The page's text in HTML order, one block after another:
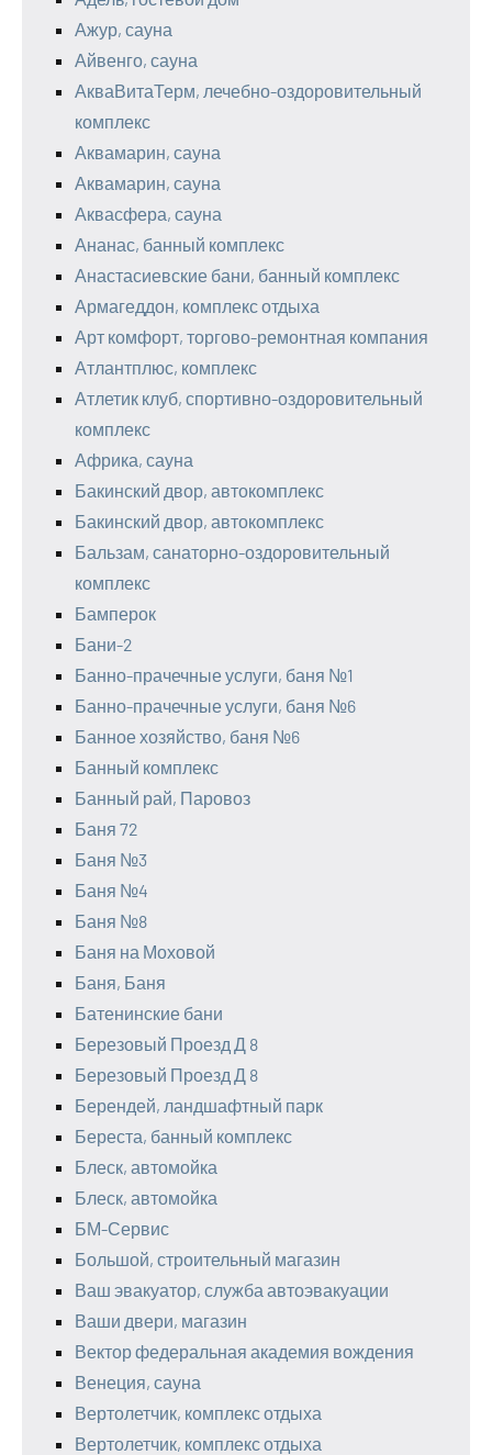
Ажур, сауна
Айвенго, сауна
АкваВитаТерм, лечебно-оздоровительный
комплекс
Аквамарин, сауна
Аквамарин, сауна
Аквасфера, сауна
Ананас, банный комплекс
Анастасиевские бани, банный комплекс
Армагеддон, комплекс отдыха
Арт комфорт, торгово-ремонтная компания
Атлантплюс, комплекс
Атлетик клуб, спортивно-оздоровительный
комплекс
Африка, сауна
Бакинский двор, автокомплекс
Бакинский двор, автокомплекс
Бальзам, санаторно-оздоровительный
комплекс
Бамперок
Бани-2
Банно-прачечные услуги, баня №1
Банно-прачечные услуги, баня №6
Банное хозяйство, баня №6
Банный комплекс
Банный рай, Паровоз
Баня 72
Баня №3
Баня №4
Баня №8
Баня на Моховой
Баня, Баня
Батенинские бани
Березовый Проезд Д 8
Березовый Проезд Д 8
Берендей, ландшафтный парк
Береста, банный комплекс
Блеск, автомойка
Блеск, автомойка
БМ-Сервис
Большой, строительный магазин
Ваш эвакуатор, служба автоэвакуации
Ваши двери, магазин
Вектор федеральная академия вождения
Венеция, сауна
Вертолетчик, комплекс отдыха
Вертолетчик, комплекс отдыха